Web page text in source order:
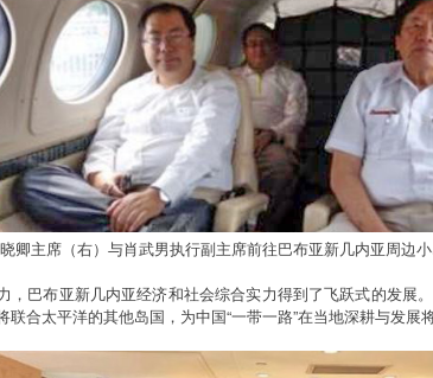
卿主席（右）与肖武男执行副主席前往巴布亚新几内亚周边小
，巴布亚新几内亚经济和社会综合实力得到了飞跃式的发展
合太平洋的其他岛国，为中国“一带一路”在当地深耕与发展